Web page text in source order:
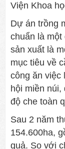
Viện Khoa
Dự án trồng
chuẩn là
sản xuất là
mục tiêu về
công ăn việc
hội miền
độ che toàn
Sau 2 năm
154.600ha,
quả. So với